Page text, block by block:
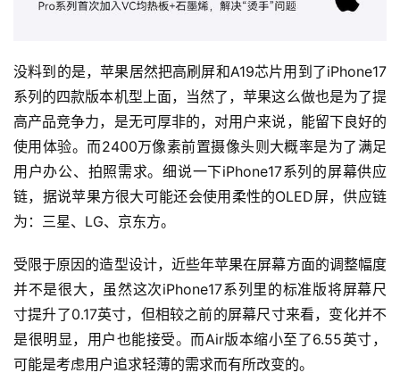
没料到的是，苹果居然把高刷屏和A19芯片用到了iPhone17
系列的四款版本机型上面，当然了，苹果这么做也是为了提
高产品竞争力，是无可厚非的，对用户来说，能留下良好的
使用体验。而2400万像素前置摄像头则大概率是为了满足
用户办公、拍照需求。细说一下iPhone17系列的屏幕供应
链，据说苹果方很大可能还会使用柔性的OLED屏，供应链
为：三星、LG、京东方。
受限于原因的造型设计，近些年苹果在屏幕方面的调整幅度
并不是很大，虽然这次iPhone17系列里的标准版将屏幕尺
寸提升了0.17英寸，但相较之前的屏幕尺寸来看，变化并不
是很明显，用户也能接受。而Air版本缩小至了6.55英寸，
可能是考虑用户追求轻薄的需求而有所改变的。